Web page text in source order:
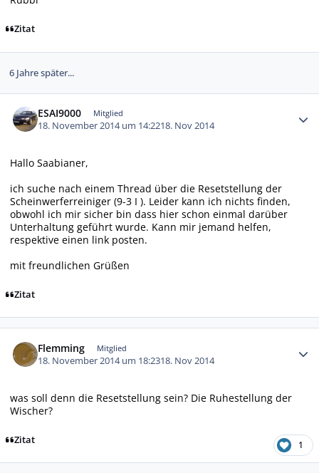
Zitat
6 Jahre später...
ESAI9000 Mitglied
18. November 2014 um 14:2218. Nov 2014
Hallo Saabianer,
ich suche nach einem Thread über die Resetstellung der
Scheinwerferreiniger (9-3 I ). Leider kann ich nichts finden,
obwohl ich mir sicher bin dass hier schon einmal darüber
Unterhaltung geführt wurde. Kann mir jemand helfen,
respektive einen link posten.
mit freundlichen Grüßen
Zitat
Flemming Mitglied
18. November 2014 um 18:2318. Nov 2014
was soll denn die Resetstellung sein? Die Ruhestellung der
Wischer?
Zitat 1